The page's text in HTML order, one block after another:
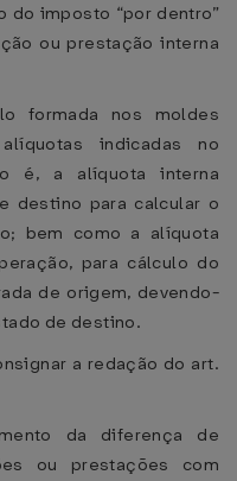
do imposto “por dentro”
ou prestação interna
formada nos moldes
indicadas no
é, a alíquota interna
destino para calcular o
bem como a alíquota
para cálculo do
de origem, devendo-
de destino.
a redação do art.
da diferença de
ou prestações com